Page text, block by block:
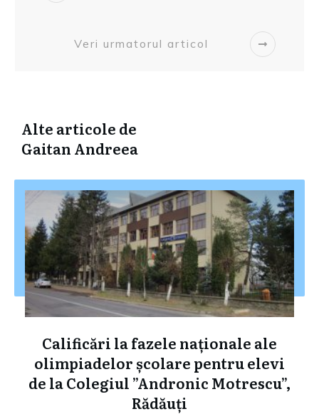
Veri urmatorul articol
Alte articole de
Gaitan Andreea
Calificări la fazele naționale ale
olimpiadelor școlare pentru elevi
de la Colegiul ”Andronic Motrescu”,
Rădăuți